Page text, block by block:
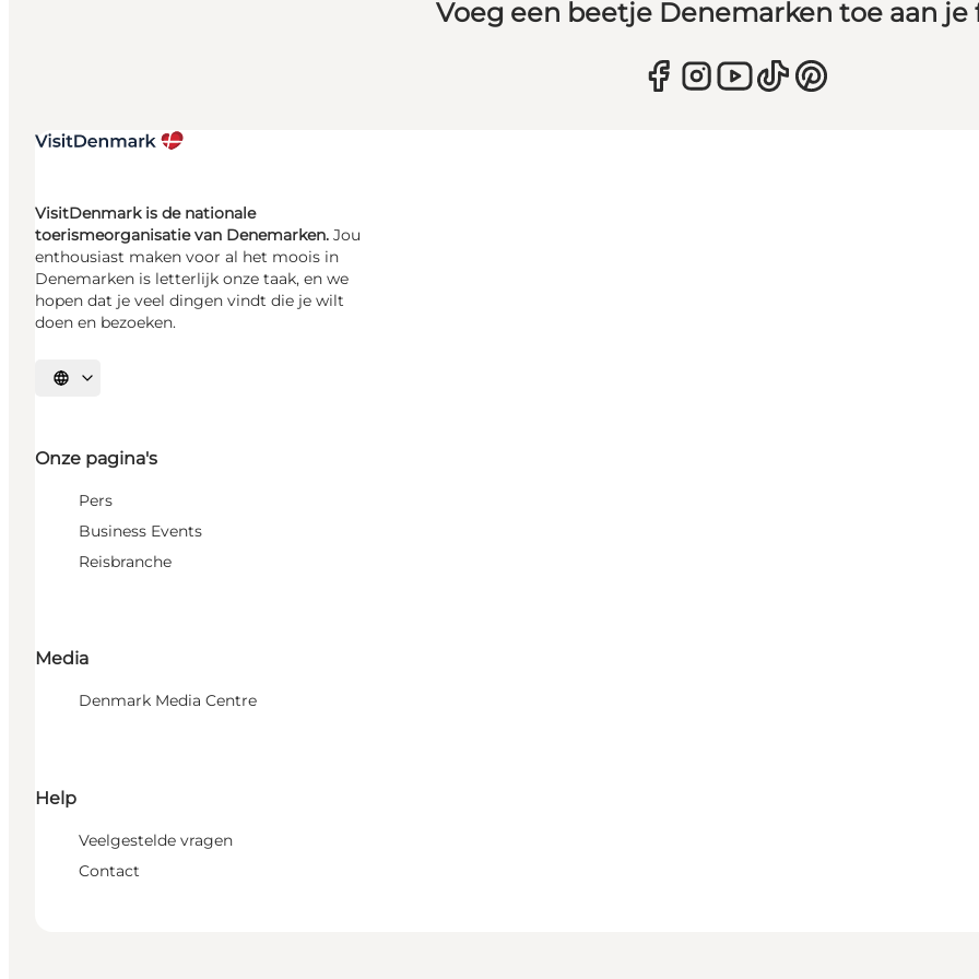
Voeg een beetje Denemarken toe aan je
VisitDenmark is de nationale
toerismeorganisatie van Denemarken. Jou
enthousiast maken voor al het moois in
Denemarken is letterlijk onze taak, en we
hopen dat je veel dingen vindt die je wilt
doen en bezoeken.
Selecteer taal
Onze pagina's
Pers
Business Events
Reisbranche
Media
Denmark Media Centre
Help
Veelgestelde vragen
Contact